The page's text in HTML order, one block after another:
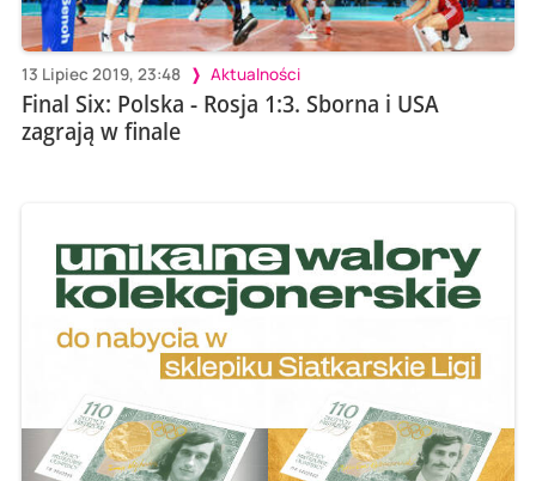
13 Lipiec 2019, 23:48 Aktualności
Final Six: Polska - Rosja 1:3. Sborna i USA
zagrają w finale